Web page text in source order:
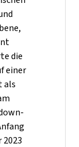
die
einer
als